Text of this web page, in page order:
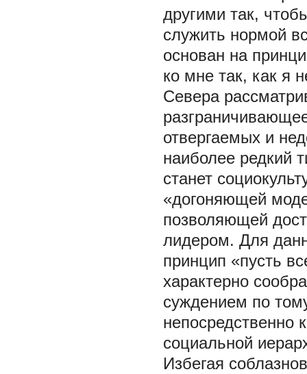
другими так,
служить нормой
основан на
ко мне так, как я
Севера
отвергаемых и
наиболее редкий
станет
«догоняющей
позволяющей
лидером. Для
принцип «пусть
характерно
суждением по
социальной
Избегая